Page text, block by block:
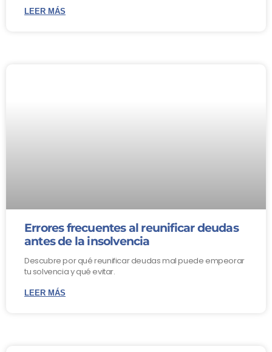
LEER MÁS
Errores frecuentes al reunificar deudas
antes de la insolvencia
Descubre por qué reunificar deudas mal puede empeorar
tu solvencia y qué evitar.
LEER MÁS